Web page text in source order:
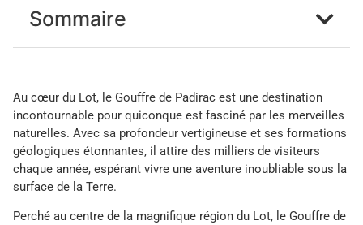
Sommaire
Au cœur du Lot, le Gouffre de Padirac est une destination
incontournable pour quiconque est fasciné par les merveilles
naturelles. Avec sa profondeur vertigineuse et ses formations
géologiques étonnantes, il attire des milliers de visiteurs
chaque année, espérant vivre une aventure inoubliable sous la
surface de la Terre.
Perché au centre de la magnifique région du Lot, le Gouffre de